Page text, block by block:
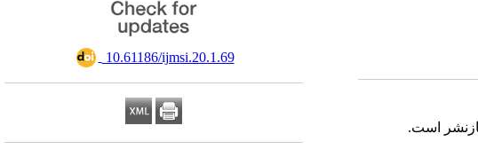
‎ 10.61186/ijmsi.20.1.69
است.